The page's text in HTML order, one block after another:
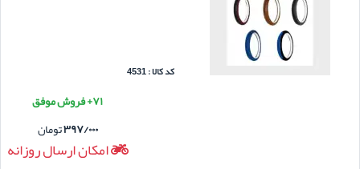
کد کالا : 4531
۷۱+ فروش موفق
۳۹۷/۰۰۰تومان
امکان ارسال روزانه